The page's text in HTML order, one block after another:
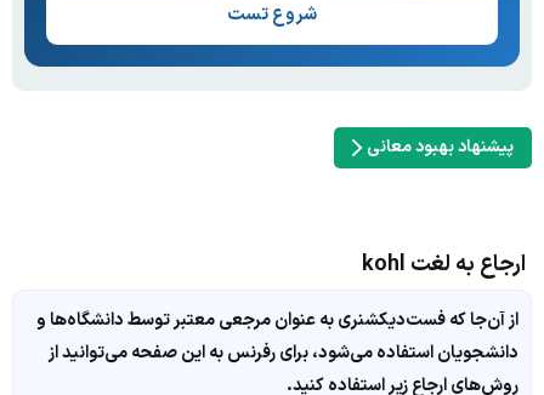
شروع تست
پیشنهاد بهبود معانی
ارجاع به لغت kohl
از آن‌جا که فست‌دیکشنری به عنوان مرجعی معتبر توسط دانشگاه‌ها و
دانشجویان استفاده می‌شود، برای رفرنس به این صفحه می‌توانید از
روش‌های ارجاع زیر استفاده کنید.